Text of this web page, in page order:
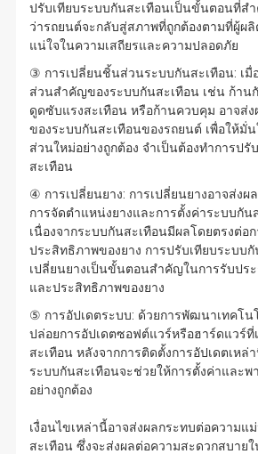
ปรับเทียบระบบกันสะเทือนเป็นขั้นตอนที่ส
ว่ารถยนต์จะกลับสู่สภาพที่ถูกต้องตามที่ผู้ผ
แน่ใจในความเสถียรและความปลอดภัย
③ การเปลี่ยนชิ้นส่วนระบบกันสะเทือน: เมื่
ส่วนสำคัญของระบบกันสะเทือน เช่น ก้าน
ดูดซับแรงสะเทือน หรือก้านควบคุม อาจส่
ของระบบกันสะเทือนของรถยนต์ เพื่อให้มั่
ส่วนใหม่อย่างถูกต้อง จำเป็นต้องทำการปรั
สะเทือน
④ การเปลี่ยนยาง: การเปลี่ยนยางอาจส่งผ
การจัดตำแหน่งยางและการตั้งค่าระบบกัน
เนื่องจากระบบกันสะเทือนมีผลโดยตรงต่อ
ประสิทธิภาพของยาง การปรับเทียบระบบ
เปลี่ยนยางเป็นขั้นตอนสำคัญในการรับปร
และประสิทธิภาพของยาง
⑤ การอัปเดตระบบ: ด้วยการพัฒนาเทคโน
ปล่อยการอัปเดตซอฟต์แวร์หรือฮาร์ดแวร์ที่
สะเทือน หลังจากการติดตั้งการอัปเดตเหล่
ระบบกันสะเทือนจะช่วยให้การตั้งค่าและพ
อย่างถูกต้อง
เงื่อนไขเหล่านี้อาจส่งผลกระทบต่อความแ
สะเทือน ซึ่งจะส่งผลต่อความสะดวกสบาย